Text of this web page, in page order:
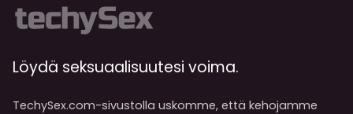
Löydä seksuaalisuutesi voima.
TechySex.com-sivustolla uskomme, että kehojamme